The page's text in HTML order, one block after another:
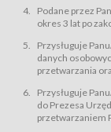
usługę
usługę
usługę
usługę
dnia 18 lipca
r., Nr 144, poz.
Na zasadach
Podane przez
okres 3 lat po
Przysługuje
danych
przetwarzania
Przysługuje
do Prezesa
przetwarzaniem